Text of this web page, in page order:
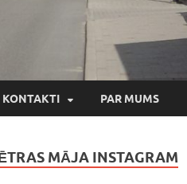
KONTAKTI PAR MUMS
MĀJA INSTAGRAM